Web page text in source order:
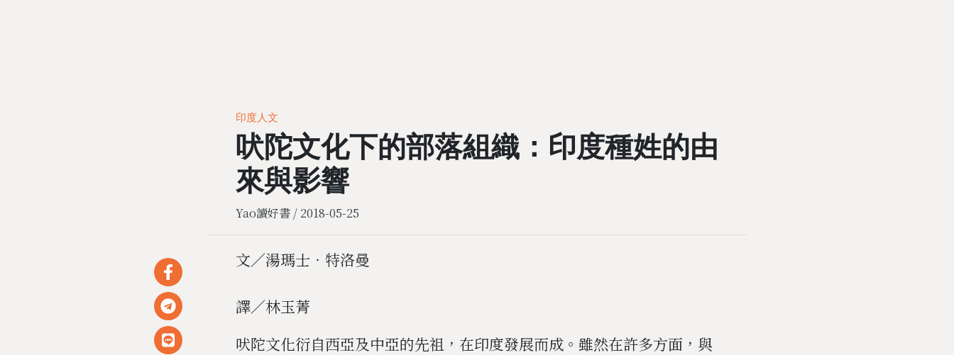
印度人文
吠陀文化下的部落組織：印度種姓的由
來與影響
Yao讀好書 / 2018-05-25
文／湯瑪士‧特洛曼
譯／林玉菁
吠陀文化衍自西亞及中亞的先祖，在印度發展而成。雖然在許多方面，與